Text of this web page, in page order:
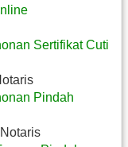
Sertifikat Cuti
Pindah